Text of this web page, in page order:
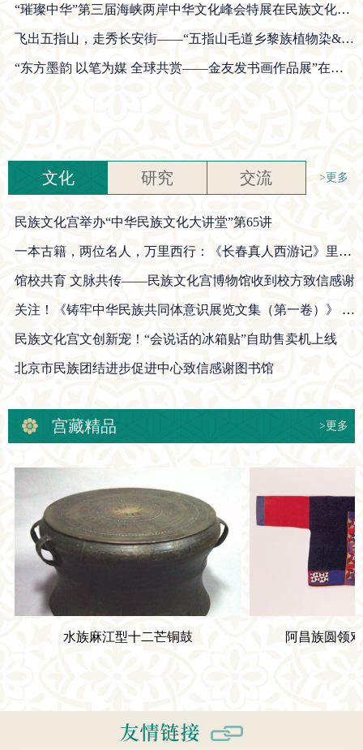
“璀璨中华”第三届海峡两岸中华文化峰会特展在民族文化宫开展
飞出五指山，走秀长安街——“五指山毛道乡黎族植物染&藤编艺术北京专场展”在民族文化宫开幕
“东方墨韵 以笔为媒 全球共赏——金友发书画作品展”在民族文化宫举办
文化 研究 交流 >更多
民族文化宫举办“中华民族文化大讲堂”第65讲
一本古籍，两位名人，万里西行：《长春真人西游记》里的文化密码
馆校共育 文脉共传——民族文化宫博物馆收到校方致信感谢
关注！《铸牢中华民族共同体意识展览文集（第一卷）》 正式出版
民族文化宫文创新宠！“会说话的冰箱贴”自助售卖机上线
北京市民族团结进步促进中心致信感谢图书馆
宫藏精品 >更多
水族麻江型十二芒铜鼓 阿昌族圆领对襟毛